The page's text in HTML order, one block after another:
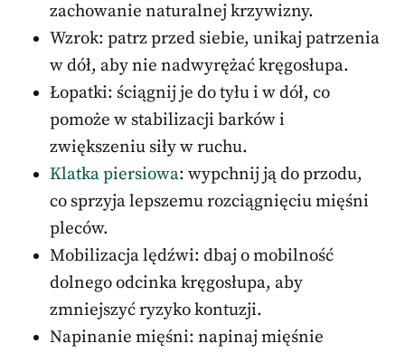
zachowanie naturalnej krzywizny.
Wzrok: patrz przed siebie, unikaj patrzenia
w dół, aby nie nadwyrężać kręgosłupa.
Łopatki: ściągnij je do tyłu i w dół, co
pomoże w stabilizacji barków i
zwiększeniu siły w ruchu.
Klatka piersiowa: wypchnij ją do przodu,
co sprzyja lepszemu rozciągnięciu mięśni
pleców.
Mobilizacja lędźwi: dbaj o mobilność
dolnego odcinka kręgosłupa, aby
zmniejszyć ryzyko kontuzji.
Napinanie mięśni: napinaj mięśnie